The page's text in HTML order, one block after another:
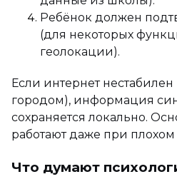
Ребёнок должен
(для некоторых
геолокации).
Если интернет
городом), информация
сохраняется локально.
работают даже при
Что думают